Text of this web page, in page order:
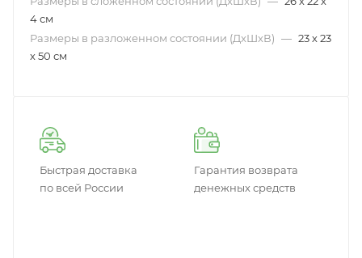
4 см
Размеры в разложенном состоянии (ДxШxВ) — 23 х 23
х 50 см
Быстрая доставка
по всей России
Гарантия возврата
денежных средств